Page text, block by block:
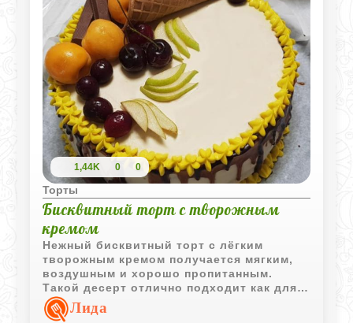
1,44K 0 0
Торты
Бисквитный торт с творожным
кремом
Нежный бисквитный торт с лёгким
творожным кремом получается мягким,
воздушным и хорошо пропитанным.
Такой десерт отлично подходит как для
праздника, так и для уютного домашнего
чаепития.
Лида